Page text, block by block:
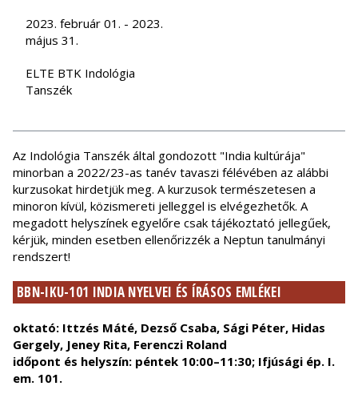
2023. február 01. - 2023.
május 31.
ELTE BTK Indológia
Tanszék
Az Indológia Tanszék által gondozott "India kultúrája"
minorban a 2022/23-as tanév tavaszi félévében az alábbi
kurzusokat hirdetjük meg. A kurzusok természetesen a
minoron kívül, közismereti jelleggel is elvégezhetők. A
megadott helyszínek egyelőre csak tájékoztató jellegűek,
kérjük, minden esetben ellenőrizzék a Neptun tanulmányi
rendszert!
BBN-IKU-101 INDIA NYELVEI ÉS ÍRÁSOS EMLÉKEI
oktató: Ittzés Máté, Dezső Csaba, Sági Péter, Hidas
Gergely, Jeney Rita, Ferenczi Roland
időpont és helyszín: péntek 10:00–11:30; Ifjúsági ép. I.
em. 101.